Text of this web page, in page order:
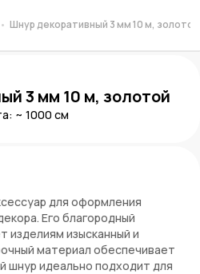
Шнур декоративный 3 мм 10 м, золотой
3 мм 10 м, золотой
~ 1000 см
для оформления
Его благородный
изделиям изысканный и
материал обеспечивает
шнур идеально подходит для